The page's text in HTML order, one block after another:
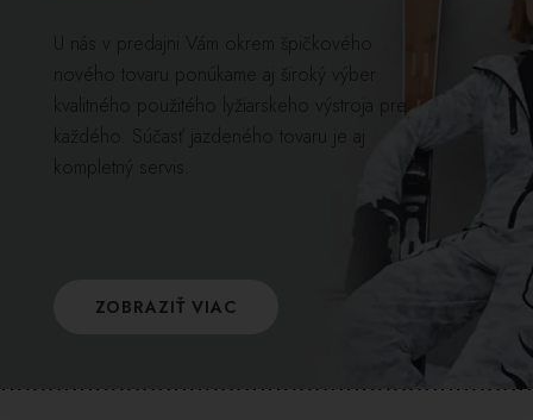
U nás v predajni Vám okrem špičkového
nového tovaru ponúkame aj široký výber
kvalitného použitého lyžiarskeho výstroja pre
každého. Súčasť jazdeného tovaru je aj
kompletný servis.
ZOBRAZIŤ VIAC